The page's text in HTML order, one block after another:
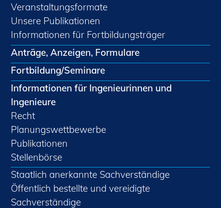
Veranstaltungsformate
Unsere Publikationen
Informationen für Fortbildungsträger
Anträge, Anzeigen, Formulare
Fortbildung/Seminare
Informationen für Ingenieurinnen und
Ingenieure
Recht
Planungswettbewerbe
Publikationen
Stellenbörse
Staatlich anerkannte Sachverständige
Öffentlich bestellte und vereidigte
Sachverständige